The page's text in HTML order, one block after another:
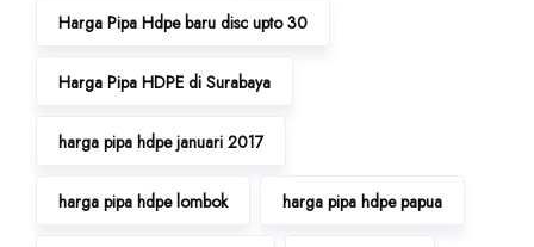
Harga Pipa Hdpe baru disc upto 30
Harga Pipa HDPE di Surabaya
harga pipa hdpe januari 2017
harga pipa hdpe lombok harga pipa hdpe papua